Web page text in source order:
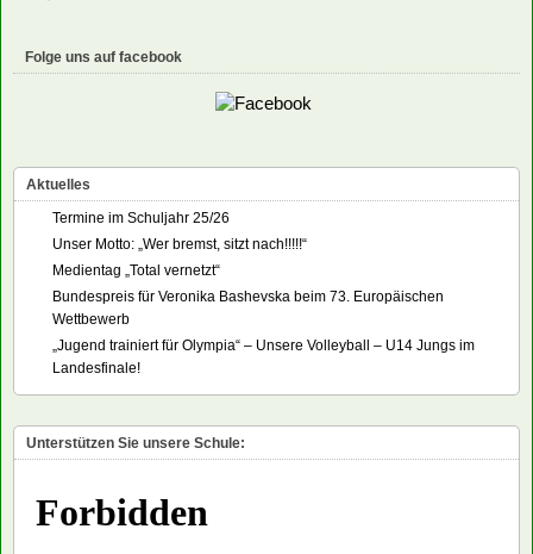
Folge uns auf facebook
Aktuelles
Termine im Schuljahr 25/26
Unser Motto: „Wer bremst, sitzt nach!!!!!“
Medientag „Total vernetzt“
Bundespreis für Veronika Bashevska beim 73. Europäischen
Wettbewerb
„Jugend trainiert für Olympia“ – Unsere Volleyball – U14 Jungs im
Landesfinale!
Unterstützen Sie unsere Schule: